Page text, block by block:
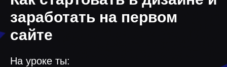
заработать на первом
сайте
На уроке ты: